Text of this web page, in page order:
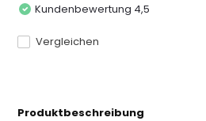
Kundenbewertung 4,5
Vergleichen
Produktbeschreibung